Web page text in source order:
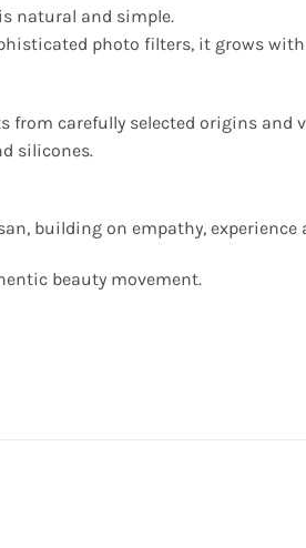
natural and simple.
photo filters, it grows
from carefully selected origins and
silicones.
building on empathy, experience
beauty movement.